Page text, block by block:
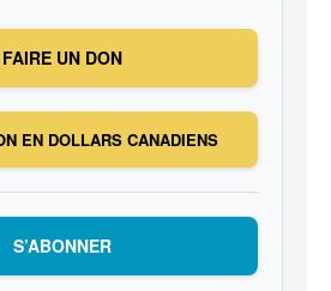
FAIRE UN DON
EN DOLLARS CANADIENS
S’ABONNER